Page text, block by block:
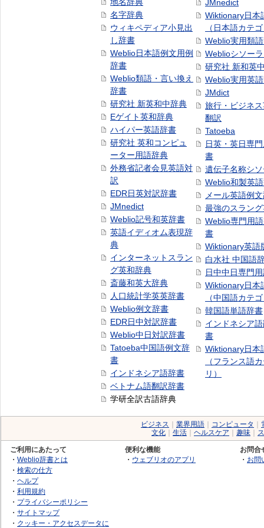
名字辞典
ウィキペディア小見出
し辞書
Weblio日本語例文用例
辞書
Weblio類語・言い換え
辞書
研究社 新英和中辞典
Eゲイト英和辞典
ハイパー英語辞書
研究社 英和コンピュ
ーター用語辞典
外務省記者会見英語対
訳
EDR日英対訳辞書
JMnedict
Weblio記号和英辞書
英語イディオム表現辞
典
インターネットスラン
グ英和辞典
斎藤和英大辞典
人口統計学英英辞書
Weblio例文辞書
EDR日中対訳辞書
Weblio中日対訳辞書
Tatoeba中国語例文辞
書
インドネシア語辞書
ベトナム語翻訳辞書
学研全訳古語辞典
JMnedict
Wiktionary日本
（日本語カテ
Weblio実用類
Weblioシソー
研究社 新和英
Weblio実用英
JMdict
旅行・ビジネ
翻訳
Tatoeba
日英・英日専
書
遺伝子名称シ
Weblio和製英
メール英語例
最強のスラン
Weblio専門用
書
Wiktionary英語
白水社 中国語
日中中日専門
Wiktionary日本
（中国語カテ
韓国語単語辞書
インドネシア
書
Wiktionary日本
（フランス語
リ）
ビジネス 業界用語 コンピュータ
文化
生活 ヘルスケア 趣味
ご利用にあたって
・ Weblio辞書とは
・ 検索の仕方
・ ヘルプ
・ 利用規約
・ プライバシーポリシー
・ サイトマップ
・ クッキー・アクセスデータに
便利な機能
・ ウェブリオのアプリ
お問合
・ お問